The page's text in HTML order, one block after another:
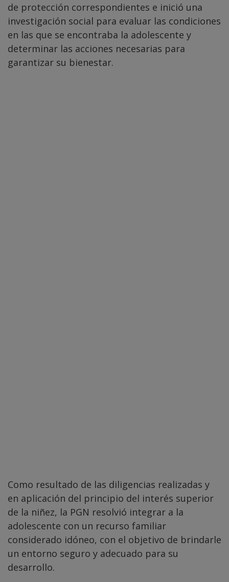
de protección correspondientes e inició una
investigación social para evaluar las condiciones
en las que se encontraba la adolescente y
determinar las acciones necesarias para
garantizar su bienestar.
Como resultado de las diligencias realizadas y
en aplicación del principio del interés superior
de la niñez, la PGN resolvió integrar a la
adolescente con un recurso familiar
considerado idóneo, con el objetivo de brindarle
un entorno seguro y adecuado para su
desarrollo.